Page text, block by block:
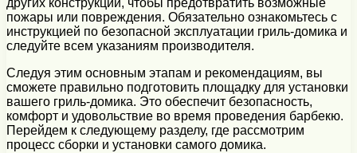
других конструкций, чтобы предотвратить возможные
пожары или повреждения. Обязательно ознакомьтесь с
инструкцией по безопасной эксплуатации гриль-домика и
следуйте всем указаниям производителя.
Следуя этим основным этапам и рекомендациям, вы
сможете правильно подготовить площадку для установки
вашего гриль-домика. Это обеспечит безопасность,
комфорт и удовольствие во время проведения барбекю.
Перейдем к следующему разделу, где рассмотрим
процесс сборки и установки самого домика.